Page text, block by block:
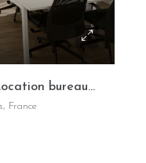
Le Sébastopol – Paris 2 – Location bureaux opérés flexibles
France